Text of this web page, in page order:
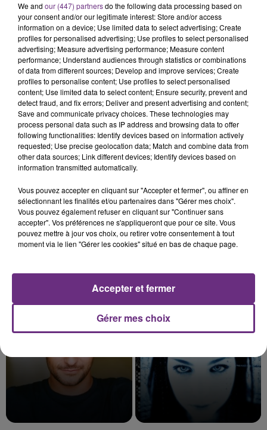
LE MAGASIN JOUÉCLUB DE REIMS FERME
SES PORTES
C'était l'une des institutions du centre-ville
rémois. Le magasin JouéClub est contraint de
fermer ses portes.
TITRES DIFFUSÉS
23h53
23h53
JECK & CARLA
23h50
23h50
PANIC! AT THE DISCO
High Hopes
23h43
23h43
We and our (447) partnersdo the following data processing based on
your consent and/or our legitimate interest: Store and/or access
information on a device; Use limited data to select advertising; Create
profiles for personalised advertising; Use profiles to select personalised
advertising; Measure advertising performance; Measure content
performance; Understand audiences through statistics or combinations
of data from different sources; Develop and improve services; Create
profiles to personalise content; Use profiles to select personalised
content; Use limited data to select content; Ensure security, prevent and
detect fraud, and fix errors; Deliver and present advertising and content;
Save and communicate privacy choices. These technologies may
process personal data such as IP address and browsing data to offer
following functionalities: Identify devices based on information actively
requested; Use precise geolocation data; Match and combine data from
other data sources; Link different devices; Identify devices based on
information transmitted automatically.
Vous pouvez accepter en cliquant sur "Accepter et fermer", ou affiner en
sélectionnant les finalités et/ou partenaires dans "Gérer mes choix".
Vous pouvez également refuser en cliquant sur "Continuer sans
accepter". Vos préférences ne s'appliqueront que pour ce site. Vous
pouvez mettre à jour vos choix, ou retirer votre consentement à tout
moment via le lien "Gérer les cookies" situé en bas de chaque page.
Gérer mes choix
Accepter et fermer